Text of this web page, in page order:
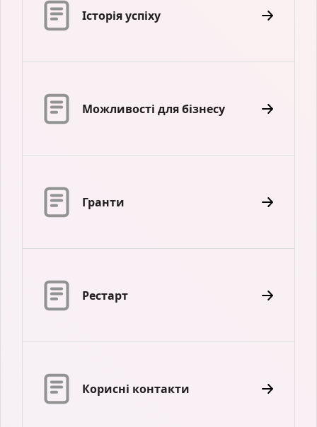
Історія успіху
Можливості для бізнесу
Гранти
Рестарт
Корисні контакти